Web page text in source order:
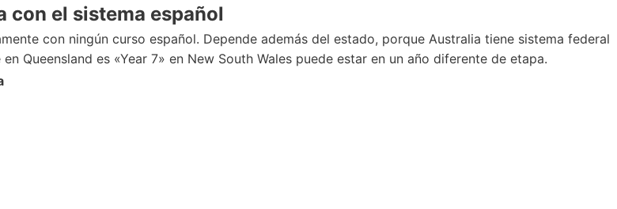
con el sistema español
con ningún curso español. Depende además del estado, porque Australia tiene sistema federal
Queensland es «Year 7» en New South Wales puede estar en un año diferente de etapa.